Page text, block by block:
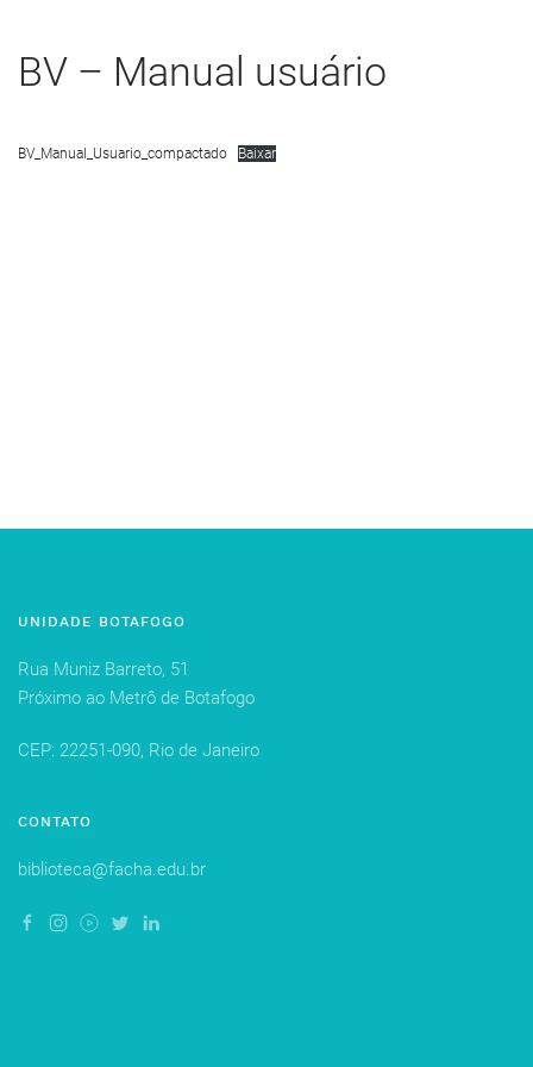
BV – Manual usuário
BV_Manual_Usuario_compactado Baixar
UNIDADE BOTAFOGO
Rua Muniz Barreto, 51
Próximo ao Metrô de Botafogo
CEP: 22251-090, Rio de Janeiro
CONTATO
biblioteca@facha.edu.br